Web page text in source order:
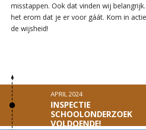
misstappen. Ook dat vinden wij
het erom dat je er voor gáát. Kom in
de wijsheid!
APRIL 2024
INSPECTIE
SCHOOLONDERZOEK
VOLDOENDE!
DOCUMENTEN
STICHTINGSPROCES